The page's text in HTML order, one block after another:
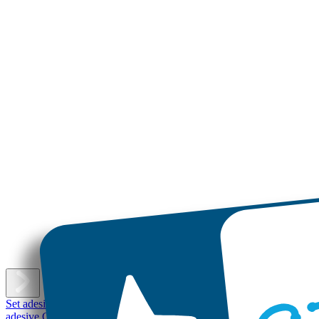
Set adesivi con nome Etichette adesive piccole Etichette adesive
adesive Grandi
Etichette per scarpe